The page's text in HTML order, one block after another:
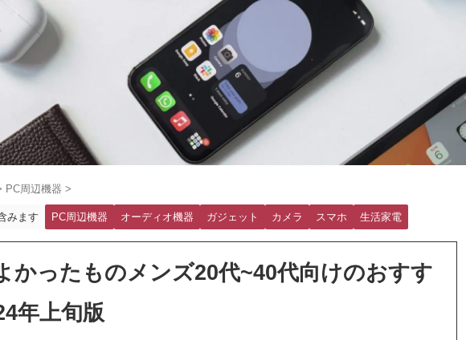
PC周辺機器 >
みます PC周辺機器 オーディオ機器 ガジェット カメラ スマホ 生活家電
かったものメンズ20代~40代向けのおすす
年上旬版